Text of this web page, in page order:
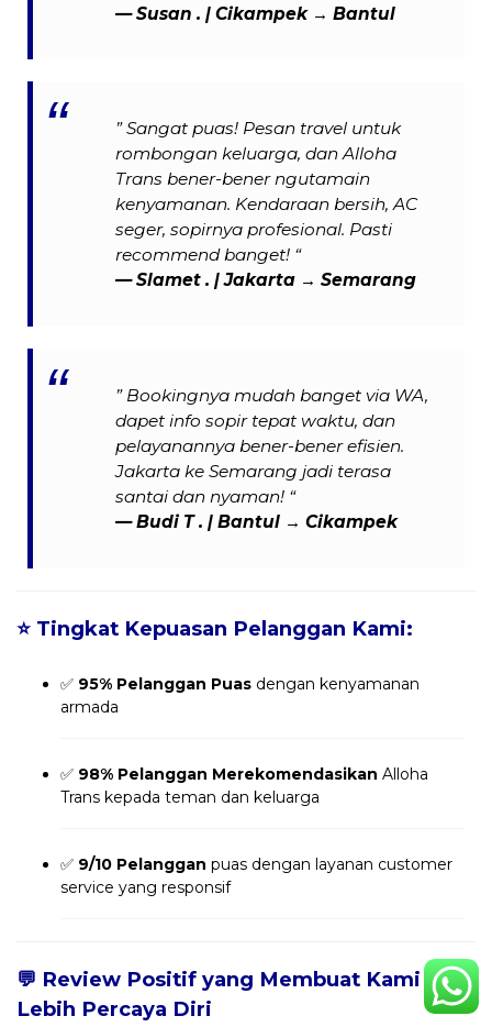
— Susan . | Cikampek → Bantul
” Sangat puas! Pesan travel untuk
rombongan keluarga, dan Alloha
Trans bener-bener ngutamain
kenyamanan. Kendaraan bersih, AC
seger, sopirnya profesional. Pasti
recommend banget! “
— Slamet . | Jakarta → Semarang
” Bookingnya mudah banget via WA,
dapet info sopir tepat waktu, dan
pelayanannya bener-bener efisien.
Jakarta ke Semarang jadi terasa
santai dan nyaman! “
—Budi T . | Bantul → Cikampek
⭐ Tingkat Kepuasan Pelanggan Kami:
✅ 95% Pelanggan Puas dengan kenyamanan
armada
✅ 98% Pelanggan Merekomendasikan Alloha
Trans kepada teman dan keluarga
✅ 9/10 Pelanggan puas dengan layanan customer
service yang responsif
💬 Review Positif yang Membuat Kami
Lebih Percaya Diri